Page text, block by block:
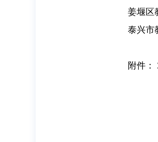
姜堰区
泰兴市
附件：